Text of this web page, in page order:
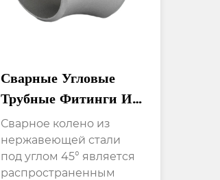
Сварные Угловые
Трубные Фитинги Из
Нержавеющей Стали
Под Углом 45° По
Горизонтали
Сварное колено из
нержавеющей стали
под углом 45° является
распространенным